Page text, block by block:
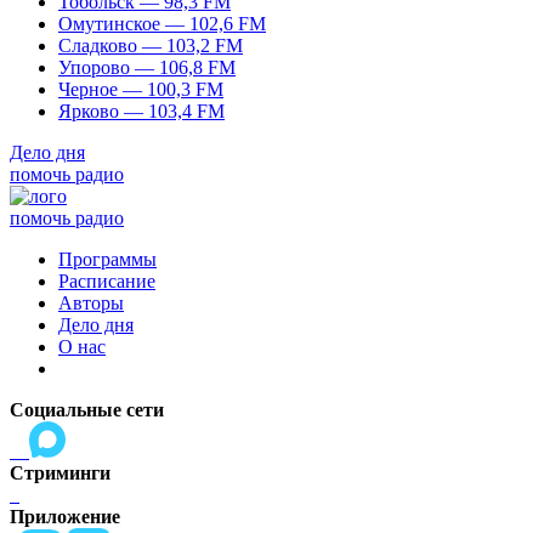
Омутинское — 102,6 FM
Сладково — 103,2 FM
Упорово — 106,8 FM
Черное — 100,3 FM
Ярково — 103,4 FM
Дело дня
помочь радио
помочь радио
Программы
Расписание
Авторы
Дело дня
О нас
Социальные сети
Стриминги
Приложение